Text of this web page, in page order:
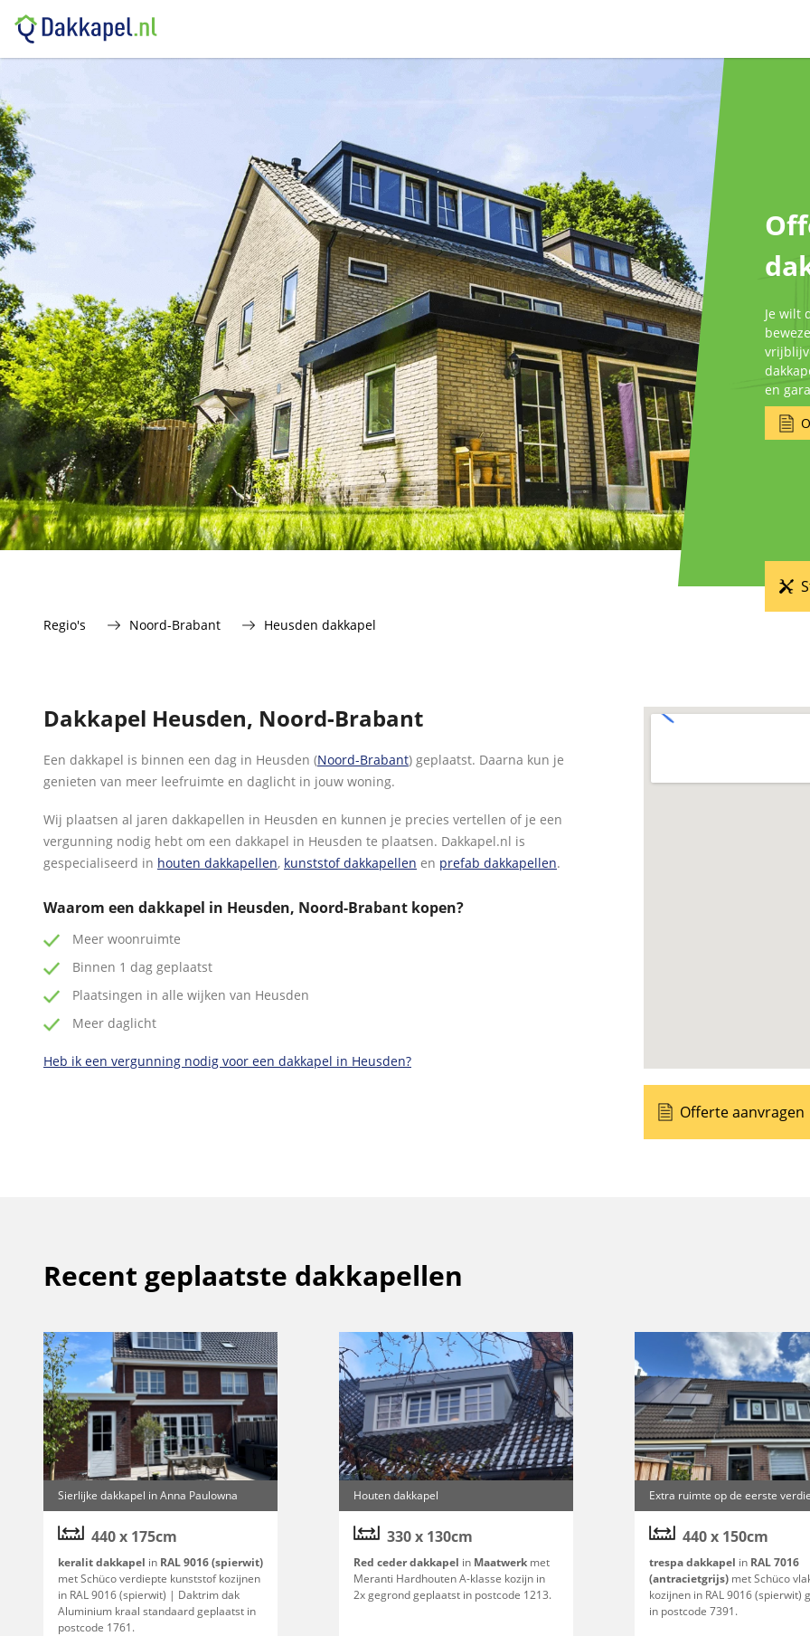
Je wilt
en
Regio's Noord-Brabant Heusden dakkapel
Dakkapel Heusden, Noord-Brabant
Een dakkapel is binnen een dag in Heusden (Noord-Brabant) geplaatst. Daarna kun je
genieten van meer leefruimte en daglicht in jouw woning.
Wij plaatsen al jaren dakkapellen in Heusden en kunnen je precies vertellen of je een
vergunning nodig hebt om een dakkapel in Heusden te plaatsen. Dakkapel.nl is
gespecialiseerd in houten dakkapellen, kunststof dakkapellen en prefab dakkapellen.
Waarom een dakkapel in Heusden, Noord-Brabant kopen?
Meer woonruimte
Binnen 1 dag geplaatst
Plaatsingen in alle wijken van Heusden
Meer daglicht
Heb ik een vergunning nodig voor een dakkapel in Heusden?
Offerte aanvragen
Recent geplaatste dakkapellen
Sierlijke dakkapel in Anna Paulowna
440 x 175cm
keralit dakkapel in RAL 9016 (spierwit)
met Schüco verdiepte kunststof kozijnen
in RAL 9016 (spierwit) | Daktrim dak
Aluminium kraal standaard geplaatst in
postcode 1761.
Houten dakkapel
330 x 130cm
Red ceder dakkapel in Maatwerk met
Meranti Hardhouten A-klasse kozijn in
2x gegrond geplaatst in postcode 1213.
Extra ruimte op de eerste
440 x 150cm
trespa dakkapel in RAL 7016
(antracietgrijs) met Schüco
kozijnen in RAL 9016 (spierwit)
in postcode 7391.